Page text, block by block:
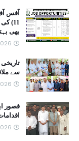
بھی
سے
قصور